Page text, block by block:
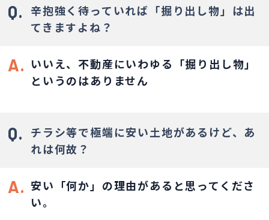
Q.
辛抱強く待っていれば「掘り出し物」は出
てきますよね？
A. いいえ、不動産にいわゆる「掘り出し物」
というのはありません
Q.
チラシ等で極端に安い土地があるけど、あ
れは何故？
A. 安い「何か」の理由があると思ってくださ
い。